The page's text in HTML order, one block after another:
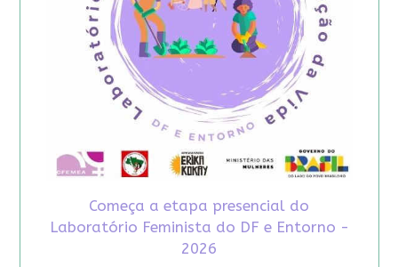
Começa a etapa presencial do
Laboratório Feminista do DF e Entorno -
2026